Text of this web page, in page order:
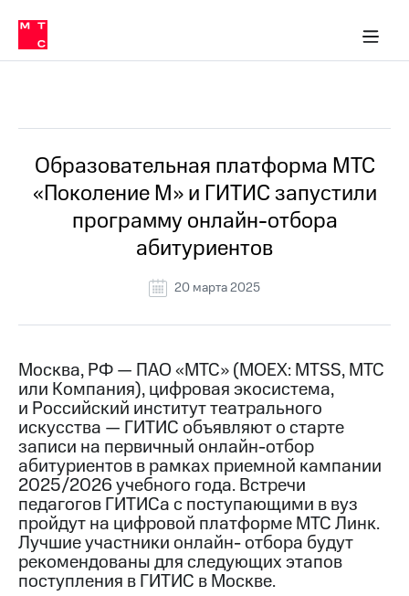
Медиа-центр
и акционерам
Устойчивое развитие
Комплаенс и деловая этика
компании
Карьера
История
компании
Руководство
информация
Медиа-центр
Пресс-
релизы
МТС
о технологиях
Достижения
Интервью
Финансовая
отчетность
в МТС
Пресс-
релизы
МТС
о технологиях
Образовательная платформа МТС
«Поколение М» и ГИТИС запустили
программу онлайн-отбора
абитуриентов
20 марта 2025
Москва, РФ — ПАО «МТС» (MOEX: MTSS, МТС
или Компания), цифровая экосистема,
и Российский институт театрального
искусства — ГИТИС объявляют о старте
записи на первичный онлайн-отбор
абитуриентов в рамках приемной кампании
2025/2026 учебного года. Встречи
педагогов ГИТИСа с поступающими в вуз
пройдут на цифровой платформе МТС Линк.
Лучшие участники онлайн- отбора будут
рекомендованы для следующих этапов
поступления в ГИТИС в Москве.